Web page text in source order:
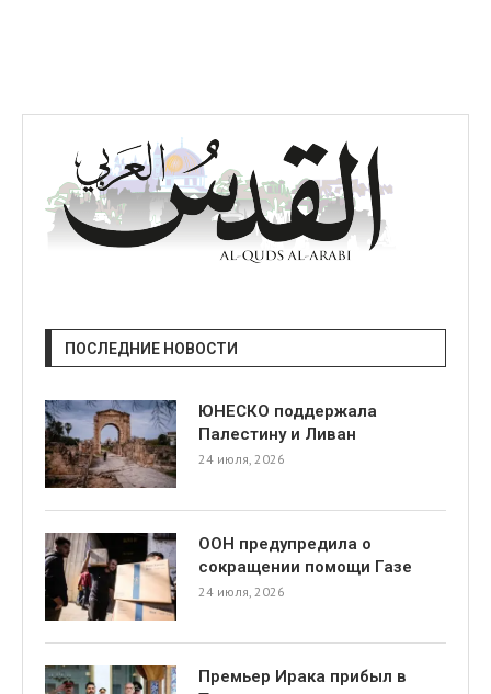
ПОСЛЕДНИЕ НОВОСТИ
ЮНЕСКО поддержала
Палестину и Ливан
24 июля, 2026
ООН предупредила о
сокращении помощи Газе
24 июля, 2026
Премьер Ирака прибыл в